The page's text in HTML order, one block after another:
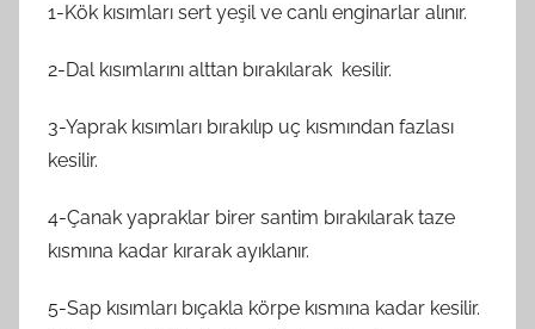
1-Kök kısımları sert yeşil ve canlı enginarlar alınır.
2-Dal kısımlarını alttan bırakılarak kesilir.
3-Yaprak kısımları bırakılıp uç kısmından fazlası
kesilir.
4-Çanak yapraklar birer santim bırakılarak taze
kısmına kadar kırarak ayıklanır.
5-Sap kısımları bıçakla körpe kısmına kadar kesilir.